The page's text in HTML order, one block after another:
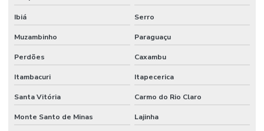
Reparo De Orbitrol Para Tratores E Empilhadeiras
Reparo Em Sistemas Hidráulicos
Retentor De Vedação
Serviço De Manutenção Hidráulica Em Minas Gerais
Serviços De Solda
Terminal De Direção Minas Gerais
Ibiá Serro
Muzambinho Paraguaçu
Perdões Caxambu
Itambacuri Itapecerica
Santa Vitória Carmo do Rio Claro
Monte Santo de Minas Lajinha